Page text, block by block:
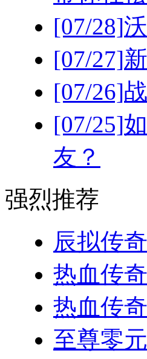
[07/28]
[07/27]
[07/26]
[07/25]
友？
强烈推荐
辰拟传
热血传
热血传
至尊零